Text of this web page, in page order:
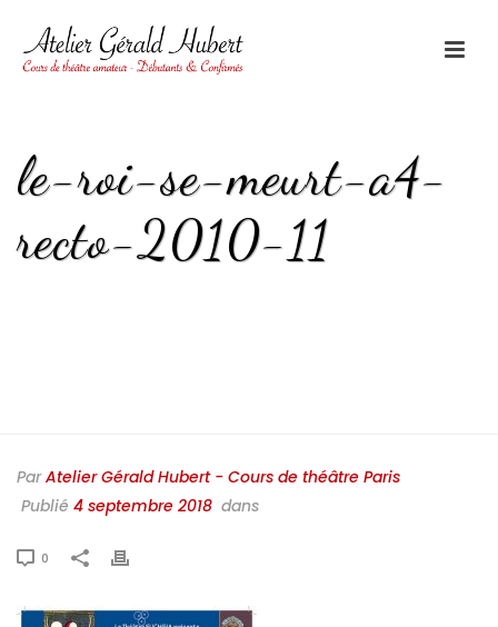
le-roi-se-meurt-a4-
recto-2010-11
ParAtelier Gérald Hubert - Cours de théâtre Paris
Publié 4 septembre 2018 dans
0